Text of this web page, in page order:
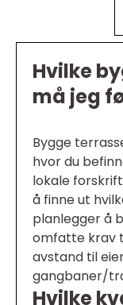
Hvilke
må jeg
Bygge
hvor du
lokale
å finne ut
planlegger å
omfatte krav
avstand til
gangbaner/
Hvilke